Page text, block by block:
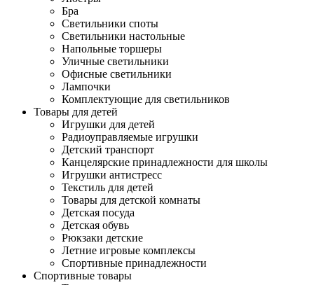
Бра
Светильники споты
Светильники настольные
Напольные торшеры
Уличные светильники
Офисные светильники
Лампочки
Комплектующие для светильников
Товары для детей
Игрушки для детей
Радиоуправляемые игрушки
Детский транспорт
Канцелярские принадлежности для школы
Игрушки антистресс
Текстиль для детей
Товары для детской комнаты
Детская посуда
Детская обувь
Рюкзаки детские
Летние игровые комплексы
Спортивные принадлежности
Спортивные товары